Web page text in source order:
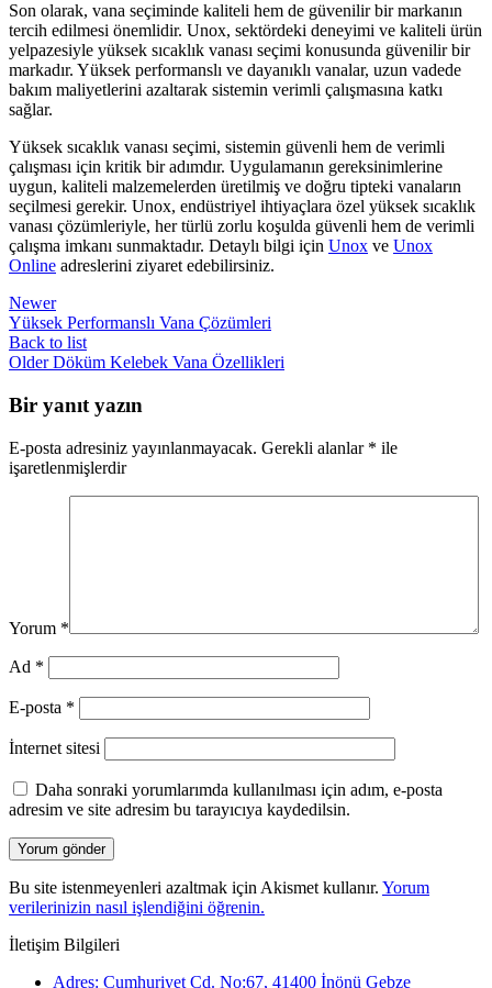
Son olarak, vana seçiminde kaliteli hem de güvenilir bir markanın
tercih edilmesi önemlidir. Unox, sektördeki deneyimi ve kaliteli ürün
yelpazesiyle yüksek sıcaklık vanası seçimi konusunda güvenilir bir
markadır. Yüksek performanslı ve dayanıklı vanalar, uzun vadede
bakım maliyetlerini azaltarak sistemin verimli çalışmasına katkı
sağlar.
Yüksek sıcaklık vanası seçimi, sistemin güvenli hem de verimli
çalışması için kritik bir adımdır. Uygulamanın gereksinimlerine
uygun, kaliteli malzemelerden üretilmiş ve doğru tipteki vanaların
seçilmesi gerekir. Unox, endüstriyel ihtiyaçlara özel yüksek sıcaklık
vanası çözümleriyle, her türlü zorlu koşulda güvenli hem de verimli
çalışma imkanı sunmaktadır. Detaylı bilgi için Unox ve Unox
Online adreslerini ziyaret edebilirsiniz.
Newer
Yüksek Performanslı Vana Çözümleri
Back to list
Older Döküm Kelebek Vana Özellikleri
Bir yanıt yazın
E-posta adresiniz yayınlanmayacak. Gerekli alanlar * ile
işaretlenmişlerdir
Yorum *
Ad *
E-posta *
İnternet sitesi
Daha sonraki yorumlarımda kullanılması için adım, e-posta
adresim ve site adresim bu tarayıcıya kaydedilsin.
Bu site istenmeyenleri azaltmak için Akismet kullanır. Yorum
verilerinizin nasıl işlendiğini öğrenin.
İletişim Bilgileri
Adres: Cumhuriyet Cd. No:67, 41400 İnönü Gebze